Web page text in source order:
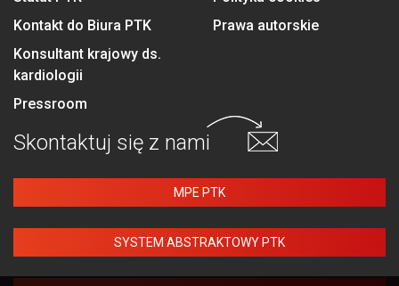
Kontakt do Biura PTK
Konsultant krajowy ds.
kardiologii
Pressroom
Prawa autorskie
Skontaktuj się z nami
MPE PTK
SYSTEM ABSTRAKTOWY PTK